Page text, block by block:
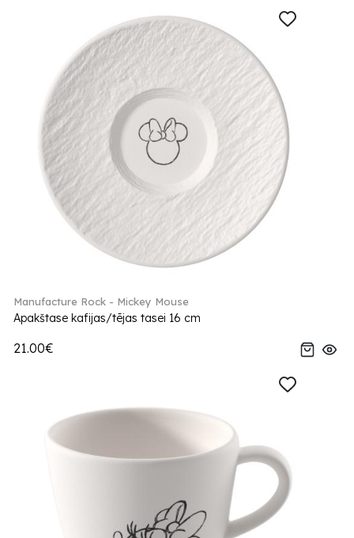
Manufacture Rock - Mickey Mouse
Apakštase kafijas/tējas tasei 16 cm
21.00€